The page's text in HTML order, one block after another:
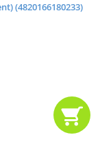
(4820166180233)